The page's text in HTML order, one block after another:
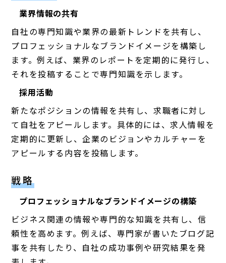
業界情報の共有
自社の専門知識や業界の最新トレンドを共有し、
プロフェッショナルなブランドイメージを構築し
ます。例えば、業界のレポートを定期的に発行し、
それを投稿することで専門知識を示します。
採用活動
新たなポジションの情報を共有し、求職者に対し
て自社をアピールします。具体的には、求人情報を
定期的に更新し、企業のビジョンやカルチャーを
アピールする内容を投稿します。
戦略
プロフェッショナルなブランドイメージの構築
ビジネス関連の情報や専門的な知識を共有し、信
頼性を高めます。例えば、専門家が書いたブログ記
事を共有したり、自社の成功事例や研究結果を発